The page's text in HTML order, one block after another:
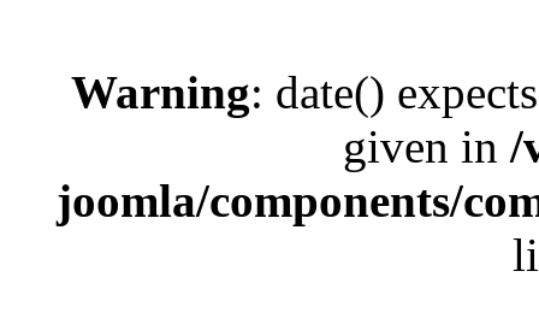
Warning: date()
given in /
joomla/components/